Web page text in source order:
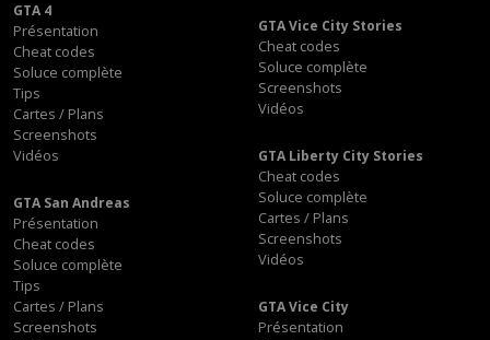
GTA 4
Présentation
Cheat codes
Soluce complète
Tips
Cartes / Plans
Screenshots
Vidéos
GTA Vice City Stories
Cheat codes
Soluce complète
Screenshots
Vidéos
GTA Liberty City Stories
Cheat codes
Soluce complète
Cartes / Plans
Screenshots
Vidéos
GTA San Andreas
Présentation
Cheat codes
Soluce complète
Tips
Cartes / Plans
Screenshots
GTA Vice City
Présentation